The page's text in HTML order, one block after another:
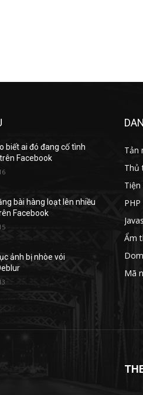
biết ai đó đang cố tình
Facebook
bài hàng loạt lên nhiều
Facebook
ảnh bị nhòe vói
Tản
Thủ
Tiện
PHP
Ẩm
Mã